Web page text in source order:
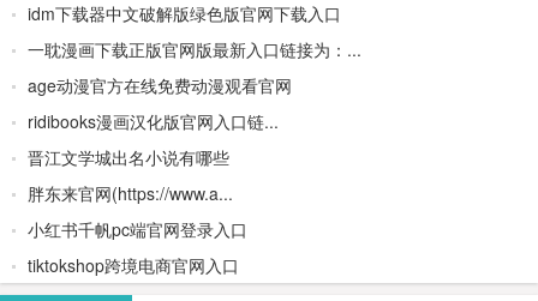
生成器 Doubao-
1.5-pro与
idm下载器中文破解版绿色版官网下载入口
一耽漫画下载正版官网版最新入口链接为：...
age动漫官方在线免费动漫观看官网
ridibooks漫画汉化版官网入口链...
晋江文学城出名小说有哪些
胖东来官网(https://www.a...
小红书千帆pc端官网登录入口
tiktokshop跨境电商官网入口